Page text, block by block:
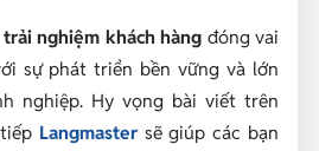
trải nghiệm khách hàng đóng vai
sự phát triển bền vững và lớn
nghiệp. Hy vọng bài viết trên
Langmastersẽ giúp các bạn